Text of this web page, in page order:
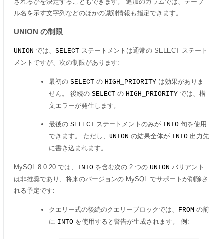
されるかを決定することもできます。 追加のカラムでは、テーブ
ル名を示す文字列などのほかの識別情報も指定できます。
UNION の制限
UNION では、 SELECT ステートメントは通常の SELECT ステート
メントですが、次の制限があります:
最初の SELECT の HIGH_PRIORITY は効果がありま
せん。 後続の SELECT の HIGH_PRIORITY では、構
文エラーが発生します。
最後の SELECT ステートメントのみが INTO 句を使用
できます。 ただし、 UNION の結果全体が INTO 出力先
に書き込まれます。
MySQL 8.0.20 では、 INTO を含む次の 2 つの UNION バリアント
は非推奨であり、将来のバージョンの MySQL でサポートが削除さ
れる予定です:
クエリー式の後続のクエリーブロックでは、 FROM の前
に INTO を使用すると警告が生成されます。 例: